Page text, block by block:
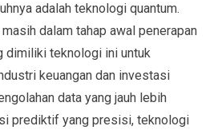
adalah teknologi quantum.
dalam tahap awal penerapan
dimiliki teknologi ini untuk
keuangan dan investasi
data yang jauh lebih
prediktif yang presisi, teknologi